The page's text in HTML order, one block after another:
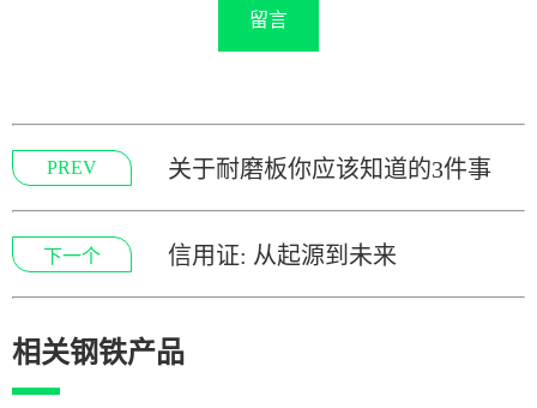
留言
PREV 关于耐磨板你应该知道的3件事
下一个 信用证: 从起源到未来
相关钢铁产品